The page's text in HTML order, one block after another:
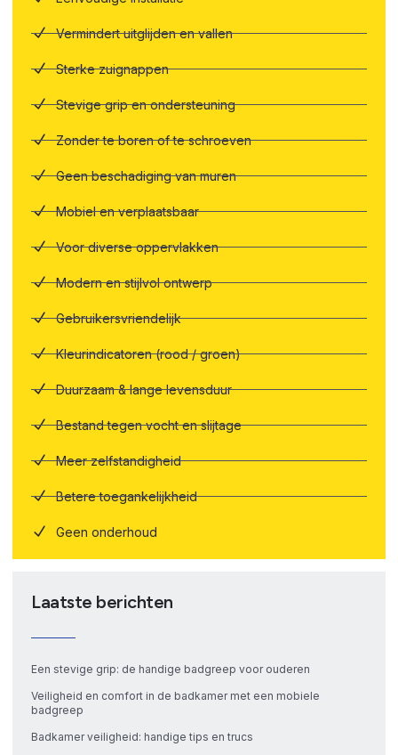
Vermindert uitglijden en vallen
Sterke zuignappen
Stevige grip en ondersteuning
Zonder te boren of te schroeven
Geen beschadiging van muren
Mobiel en verplaatsbaar
Voor diverse oppervlakken
Modern en stijlvol ontwerp
Gebruikersvriendelijk
Kleurindicatoren (rood / groen)
Duurzaam & lange levensduur
Bestand tegen vocht en slijtage
Meer zelfstandigheid
Betere toegankelijkheid
Geen onderhoud
Laatste berichten
Een stevige grip: de handige badgreep voor ouderen
Veiligheid en comfort in de badkamer met een mobiele
badgreep
Badkamer veiligheid: handige tips en trucs